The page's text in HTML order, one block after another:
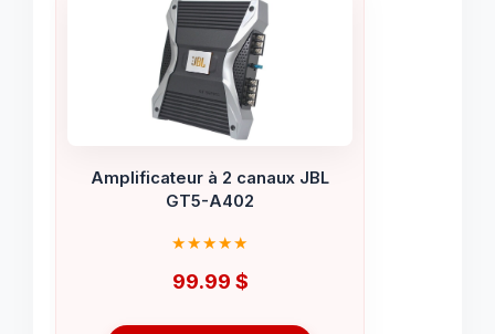
Amplificateur à 2 canaux JBL
GT5-A402
99.99 $